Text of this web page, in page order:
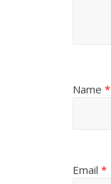
Name *
Email *